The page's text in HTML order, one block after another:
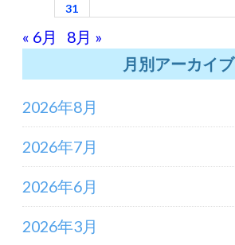
31
« 6月
8月 »
月別アーカイブ
2026年8月
2026年7月
2026年6月
2026年3月